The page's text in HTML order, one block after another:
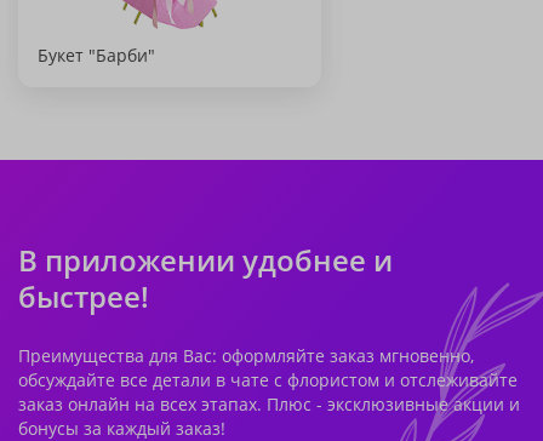
Букет "Барби"
В приложении удобнее и
быстрее!
Преимущества для Вас: оформляйте заказ мгновенно,
обсуждайте все детали в чате с флористом и отслеживайте
заказ онлайн на всех этапах. Плюс - эксклюзивные акции и
бонусы за каждый заказ!